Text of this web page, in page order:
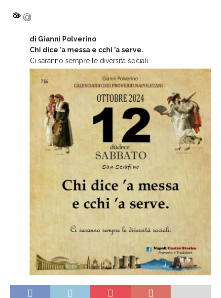
di Gianni Polverino
Chi dice ’a messa e cchi ’a serve.
Ci saranno sempre le diversità sociali.